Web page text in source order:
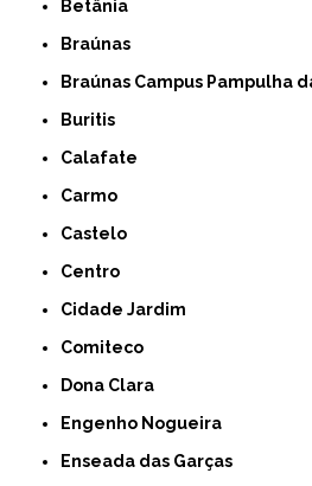
Betânia
Braúnas
Braúnas Campus Pampulha
Buritis
Calafate
Carmo
Castelo
Centro
Cidade Jardim
Comiteco
Dona Clara
Engenho Nogueira
Enseada das Garças